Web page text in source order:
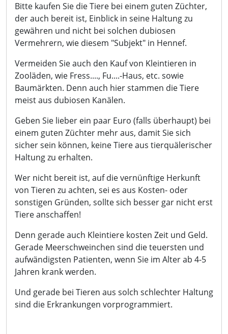
Bitte kaufen Sie die Tiere bei einem guten Züchter,
der auch bereit ist, Einblick in seine Haltung zu
gewähren und nicht bei solchen dubiosen
Vermehrern, wie diesem "Subjekt" in Hennef.
Vermeiden Sie auch den Kauf von Kleintieren in
Zooläden, wie Fress...., Fu....-Haus, etc. sowie
Baumärkten. Denn auch hier stammen die Tiere
meist aus dubiosen Kanälen.
Geben Sie lieber ein paar Euro (falls überhaupt) bei
einem guten Züchter mehr aus, damit Sie sich
sicher sein können, keine Tiere aus tierquälerischer
Haltung zu erhalten.
Wer nicht bereit ist, auf die vernünftige Herkunft
von Tieren zu achten, sei es aus Kosten- oder
sonstigen Gründen, sollte sich besser gar nicht erst
Tiere anschaffen!
Denn gerade auch Kleintiere kosten Zeit und Geld.
Gerade Meerschweinchen sind die teuersten und
aufwändigsten Patienten, wenn Sie im Alter ab 4-5
Jahren krank werden.
Und gerade bei Tieren aus solch schlechter Haltung
sind die Erkrankungen vorprogrammiert.